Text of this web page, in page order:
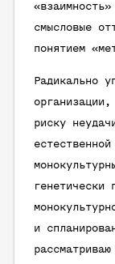
смысловые
понятием
Радикально
риску
генетически
и